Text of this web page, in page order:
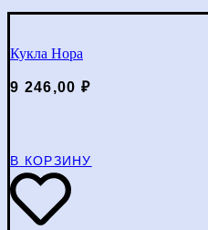
Кукла Нора
9 246,00 ₽
В КОРЗИНУ